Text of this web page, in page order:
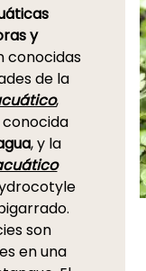
y
conocidas
de la
,
, y la
son
en una